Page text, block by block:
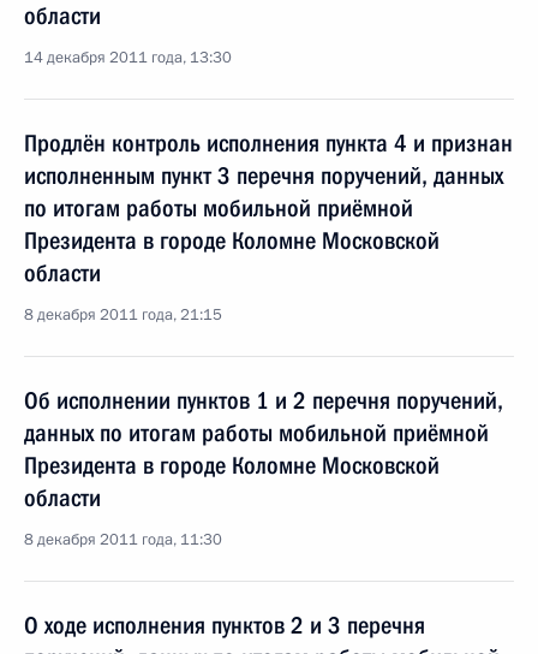
области
14 декабря 2011 года, 13:30
Продлён контроль исполнения пункта 4 и признан
исполненным пункт 3 перечня поручений, данных
по итогам работы мобильной приёмной
Президента в городе Коломне Московской
области
8 декабря 2011 года, 21:15
Об исполнении пунктов 1 и 2 перечня поручений,
данных по итогам работы мобильной приёмной
Президента в городе Коломне Московской
области
8 декабря 2011 года, 11:30
О ходе исполнения пунктов 2 и 3 перечня